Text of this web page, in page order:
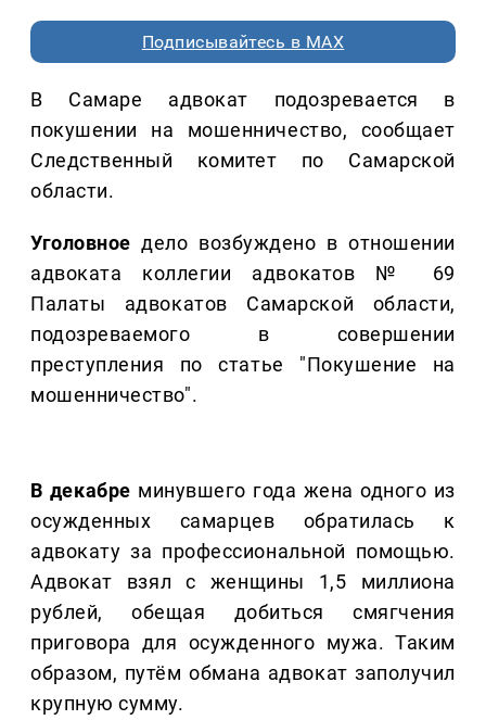
Подписывайтесь в MAX
В Самаре адвокат подозревается в
покушении на мошенничество, сообщает
Следственный комитет по Самарской
области.
Уголовное дело возбуждено в отношении
адвоката коллегии адвокатов № 69
Палаты адвокатов Самарской области,
подозреваемого в совершении
преступления по статье "Покушение на
мошенничество".
В декабре минувшего года жена одного из
осужденных самарцев обратилась к
адвокату за профессиональной помощью.
Адвокат взял с женщины 1,5 миллиона
рублей, обещая добиться смягчения
приговора для осужденного мужа. Таким
образом, путём обмана адвокат заполучил
крупную сумму.